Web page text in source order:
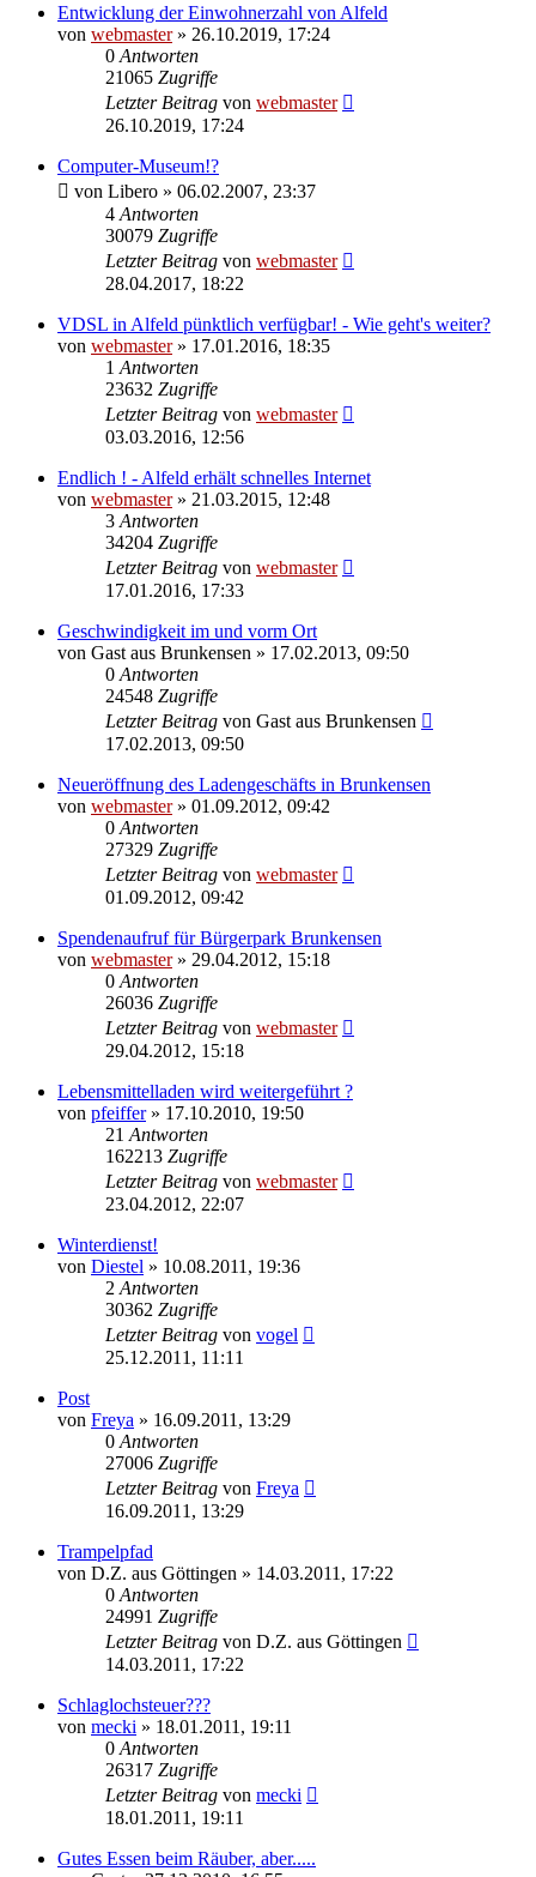
Entwicklung der Einwohnerzahl von Alfeld
von webmaster» 26.10.2019, 17:24
0 Antworten
21065 Zugriffe
Letzter Beitrag von webmaster
26.10.2019, 17:24
Computer-Museum!?
von Libero » 06.02.2007, 23:37
4 Antworten
30079 Zugriffe
Letzter Beitrag von webmaster
28.04.2017, 18:22
VDSL in Alfeld pünktlich verfügbar! - Wie geht's weiter?
von webmaster» 17.01.2016, 18:35
1 Antworten
23632 Zugriffe
Letzter Beitrag von webmaster
03.03.2016, 12:56
Endlich ! - Alfeld erhält schnelles Internet
von webmaster» 21.03.2015, 12:48
3 Antworten
34204 Zugriffe
Letzter Beitrag von webmaster
17.01.2016, 17:33
Geschwindigkeit im und vorm Ort
von Gast aus Brunkensen » 17.02.2013, 09:50
0 Antworten
24548 Zugriffe
Letzter Beitrag von Gast aus Brunkensen
17.02.2013, 09:50
Neueröffnung des Ladengeschäfts in Brunkensen
von webmaster» 01.09.2012, 09:42
0 Antworten
27329 Zugriffe
Letzter Beitrag von webmaster
01.09.2012, 09:42
Spendenaufruf für Bürgerpark Brunkensen
von webmaster» 29.04.2012, 15:18
0 Antworten
26036 Zugriffe
Letzter Beitrag von webmaster
29.04.2012, 15:18
Lebensmittelladen wird weitergeführt ?
von pfeiffer» 17.10.2010, 19:50
21 Antworten
162213 Zugriffe
Letzter Beitrag von webmaster
23.04.2012, 22:07
Winterdienst!
von Diestel » 10.08.2011, 19:36
2 Antworten
30362 Zugriffe
Letzter Beitrag von vogel
25.12.2011, 11:11
Post
von Freya » 16.09.2011, 13:29
0 Antworten
27006 Zugriffe
Letzter Beitrag von Freya
16.09.2011, 13:29
Trampelpfad
von D.Z. aus Göttingen » 14.03.2011, 17:22
0 Antworten
24991 Zugriffe
Letzter Beitrag von D.Z. aus Göttingen
14.03.2011, 17:22
Schlaglochsteuer???
von mecki » 18.01.2011, 19:11
0 Antworten
26317 Zugriffe
Letzter Beitrag von mecki
18.01.2011, 19:11
Gutes Essen beim Räuber, aber.....